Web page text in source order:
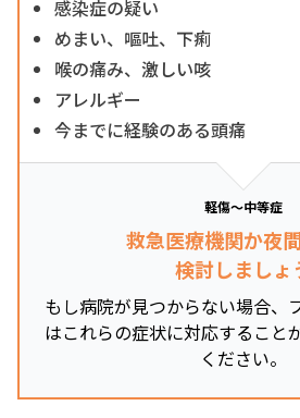
感染症の疑い
めまい、嘔吐、下痢
喉の痛み、激しい咳
アレルギー
今までに経験のある頭痛
軽傷～中等症
救急医療機関か夜
検討しましょ
もし病院が見つからない場合、
はこれらの症状に対応すること
ください。